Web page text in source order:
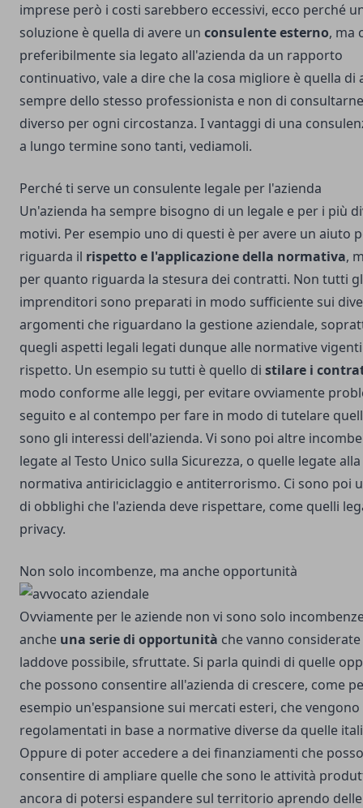
imprese però i costi sarebbero eccessivi, ecco perché
soluzione è quella di avere un consulente esterno, ma
preferibilmente sia legato all'azienda da un rapporto
continuativo, vale a dire che la cosa migliore è quella di
sempre dello stesso professionista e non di
diverso per ogni circostanza. I vantaggi di una
a lungo termine sono tanti, vediamoli.
Perché ti serve un consulente legale per l'azienda
Un'azienda ha sempre bisogno di un legale e per i più
motivi. Per esempio uno di questi è per avere un aiuto
riguarda il rispetto e l'applicazione della normativa,
per quanto riguarda la stesura dei contratti. Non tutti
imprenditori sono preparati in modo sufficiente sui
argomenti che riguardano la gestione aziendale,
quegli aspetti legali legati dunque alle normative
rispetto. Un esempio su tutti è quello di stilare i
modo conforme alle leggi, per evitare ovviamente
seguito e al contempo per fare in modo di tutelare
sono gli interessi dell'azienda. Vi sono poi altre
legate al Testo Unico sulla Sicurezza, o quelle legate alla
normativa antiriciclaggio e antiterrorismo. Ci sono poi
di obblighi che l'azienda deve rispettare, come quelli
privacy.
Non solo incombenze, ma anche opportunità
Ovviamente per le aziende non vi sono solo
anche una serie di opportunità che vanno considerate
laddove possibile, sfruttate. Si parla quindi di quelle
che possono consentire all'azienda di crescere, come
esempio un'espansione sui mercati esteri, che vengono
regolamentati in base a normative diverse da quelle
Oppure di poter accedere a dei finanziamenti che
consentire di ampliare quelle che sono le attività
ancora di potersi espandere sul territorio aprendo